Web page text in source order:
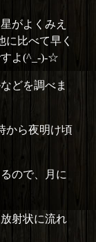
がよくみえ
に比べて早く
すよ(^_-)-☆
どを調べま
から夜明け頃
ので、月に
射状に流れ